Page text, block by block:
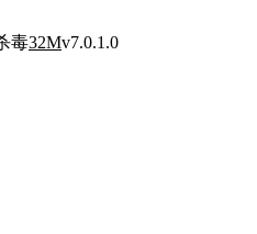
毒32Mv7.0.1.0